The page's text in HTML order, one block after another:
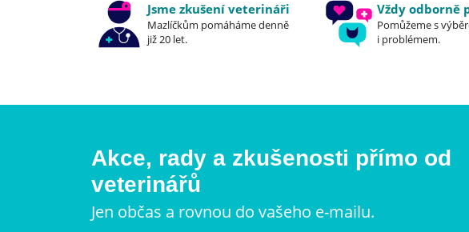
Jsme zkušení veterináři
Mazlíčkům pomáháme denně
již 20 let.
Vždy odborně
Pomůžeme s
i problémem.
Akce, rady a zkušenosti přímo od
veterinářů
Jen občas a rovnou do vašeho e-mailu.